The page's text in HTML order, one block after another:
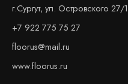
г.Сургут, ул. Островского 27/1
+7 922 775 75 27
floorus@mail.ru
www.floorus.ru